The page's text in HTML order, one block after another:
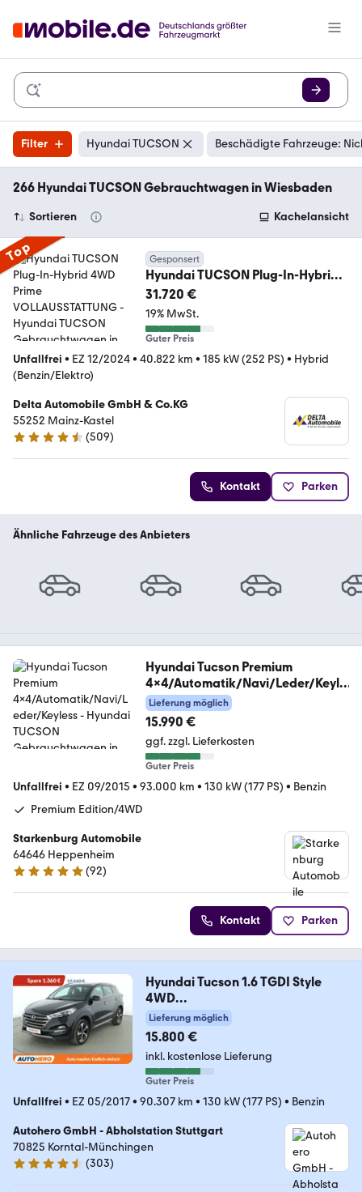
Filter Hyundai TUCSON Beschädigte Fahrzeuge:
266 Hyundai TUCSON Gebrauchtwagen in Wiesbaden
Sortieren Kachelansicht
Top Gesponsert
Hyundai TUCSON Plug-In-Hybrid
4WD Prime VOLLAUSSTATTUNG
31.720 €
19% MwSt.
Guter Preis
Unfallfrei • EZ 12/2024• 40.822 km • 185 kW (252 PS) • Hybrid
(Benzin/Elektro)
Delta Automobile GmbH & Co.KG
55252 Mainz-Kastel
4.7 Sterne
(509)
Kontakt Parken
Ähnliche Fahrzeuge des Anbieters
Hyundai Tucson Premium
4x4/Automatik/Navi/Leder/Keyle
ssLieferung möglich
15.990 €
ggf. zzgl. Lieferkosten
Guter Preis
Unfallfrei • EZ 09/2015 • 93.000 km • 130 kW (177 PS) • Benzin
Premium Edition/4WD
Starkenburg Automobile
64646 Heppenheim
5 Sterne
(92)
Kontakt Parken
Hyundai Tucson 1.6 TGDI Style
4WD
Aut*NAVI*TEMPO*CAM*PDC
Lieferung möglich
15.800 €
inkl. kostenlose Lieferung
Guter Preis
Unfallfrei • EZ 05/2017• 90.307 km • 130 kW (177 PS) • Benzin
Autohero GmbH - Abholstation Stuttgart
70825 Korntal-Münchingen
4.4 Sterne
(303)